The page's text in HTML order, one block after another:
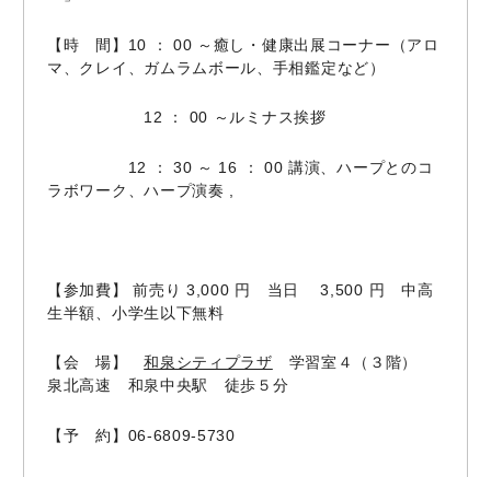
【時 間】10 ： 00 ～癒し・健康出展コーナー（アロ
マ、クレイ、ガムラムボール、手相鑑定など）
12 ： 00 ～ルミナス挨拶
12 ： 30 ～ 16 ： 00 講演、ハープとのコ
ラボワーク、ハープ演奏 ,
【参加費】 前売り 3,000 円 当日 3,500 円 中高
生半額、小学生以下無料
【会 場】和泉シティプラザ 学習室４（３階）
泉北高速 和泉中央駅 徒歩５分
【予 約】06-6809-5730